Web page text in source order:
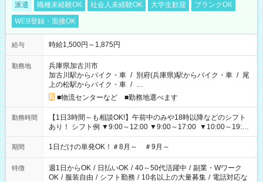
派遣 職種未経験OK 社会人未経験OK 大学生歓迎
ブランクOK
WEB登録・面接OK
給与 時給1,500円～1,875円
勤務地
兵庫県加古川市
加古川駅からバイク・車 / 別府(兵庫県)駅からバイク・車 / 尾
上の松駅からバイク・車 / …
■物流センターなど ■勤務地選べます
勤務時間
【1日3時間～も相談OK!】午前中のみや18時以降などのシフト
あり！ シフト例 ▼9:00～12:00 ▼9:00～17:00 ▼10:00～19:00
▼18:00～21:00
期間 1日だけの単発OK！＃8月～ ＃9月～
特徴 週1日からOK / 日払いOK / 40～50代活躍中 / 副業・Wワーク
OK / 服装自由 / シフト勤務 / 10名以上の大量募集 / 電話対応な